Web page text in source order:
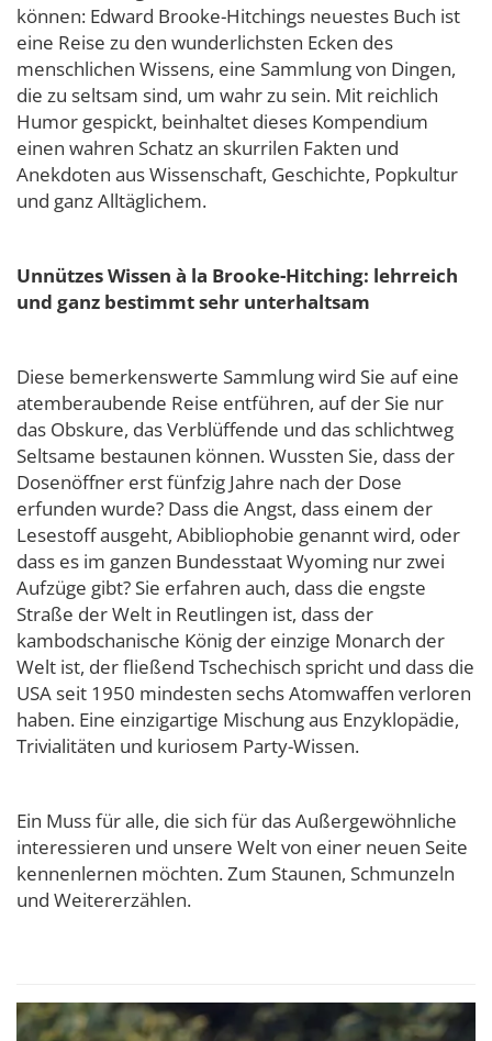
können: Edward Brooke-Hitchings neuestes Buch ist
eine Reise zu den wunderlichsten Ecken des
menschlichen Wissens, eine Sammlung von Dingen,
die zu seltsam sind, um wahr zu sein. Mit reichlich
Humor gespickt, beinhaltet dieses Kompendium
einen wahren Schatz an skurrilen Fakten und
Anekdoten aus Wissenschaft, Geschichte, Popkultur
und ganz Alltäglichem.
Unnützes Wissen à la Brooke-Hitching: lehrreich
und ganz bestimmt sehr unterhaltsam
Diese bemerkenswerte Sammlung wird Sie auf eine
atemberaubende Reise entführen, auf der Sie nur
das Obskure, das Verblüffende und das schlichtweg
Seltsame bestaunen können. Wussten Sie, dass der
Dosenöffner erst fünfzig Jahre nach der Dose
erfunden wurde? Dass die Angst, dass einem der
Lesestoff ausgeht, Abibliophobie genannt wird, oder
dass es im ganzen Bundesstaat Wyoming nur zwei
Aufzüge gibt? Sie erfahren auch, dass die engste
Straße der Welt in Reutlingen ist, dass der
kambodschanische König der einzige Monarch der
Welt ist, der fließend Tschechisch spricht und dass die
USA seit 1950 mindesten sechs Atomwaffen verloren
haben. Eine einzigartige Mischung aus Enzyklopädie,
Trivialitäten und kuriosem Party-Wissen.
Ein Muss für alle, die sich für das Außergewöhnliche
interessieren und unsere Welt von einer neuen Seite
kennenlernen möchten. Zum Staunen, Schmunzeln
und Weitererzählen.